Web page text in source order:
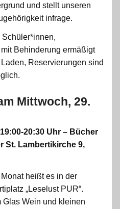
und stellt unseren
infrage.
Schüler*innen,
Behinderung ermäßigt
Reservierungen sind
Mittwoch, 29.
20:30 Uhr – Bücher
St. Lambertikirche 9,
heißt es in der
„Leselust PUR“.
Glas Wein und kleinen